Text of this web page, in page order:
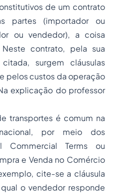
de um contrato
partes (importador ou
ou vendedor), a coisa
contrato, pela sua
surgem cláusulas
pelos custos da operação
explicação do professor
transportes é comum na
por meio dos
Commercial Terms ou
e Venda no Comércio
cite-se a cláusula
o vendedor responde